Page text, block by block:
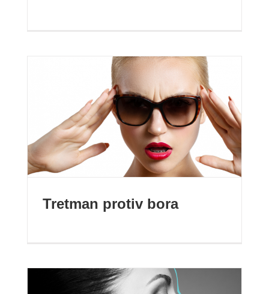
Tretman protiv bora
Tretman protiv bora